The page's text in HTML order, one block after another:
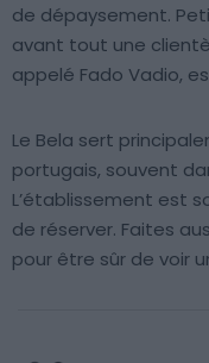
de dépaysement.
avant tout une
appelé Fado Vadio,
Le Bela sert
portugais, souvent
L’établissement est
de réserver. Faites
pour être sûr de voir